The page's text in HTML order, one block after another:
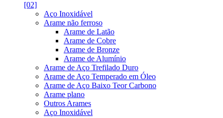
[02]
Aço Inoxidável
Arame não ferroso
Arame de Latão
Arame de Cobre
Arame de Bronze
Arame de Alumínio
Arame de Aço Trefilado Duro
Arame de Aço Temperado em Óleo
Arame de Aço Baixo Teor Carbono
Arame plano
Outros Arames
Aço Inoxidável